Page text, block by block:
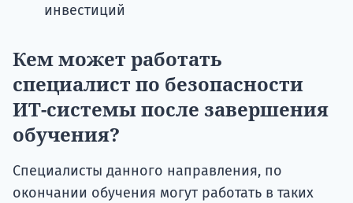
инвестиций
Кем может работать
специалист по безопасности
ИТ-системы после завершения
обучения?
Специалисты данного направления, по
окончании обучения могут работать в таких